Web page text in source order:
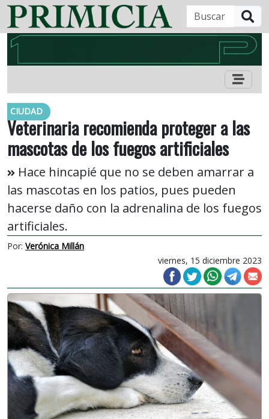
CIUDAD
Veterinaria recomienda proteger a las
mascotas de los fuegos artificiales
Hace hincapié que no se deben amarrar a
las mascotas en los patios, pues pueden
hacerse daño con la adrenalina de los fuegos
artificiales.
Por: Verónica Millán
viernes, 15 diciembre 2023